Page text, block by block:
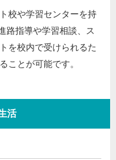
校や学習センターを持
路指導や学習相談、ス
を校内で受けられるた
ことが可能です。
活